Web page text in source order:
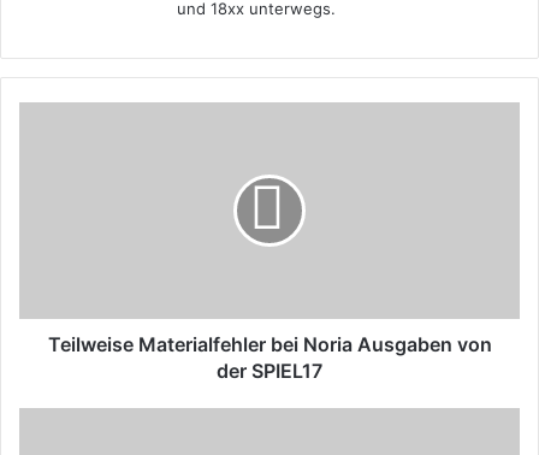
und 18xx unterwegs.
Teilweise Materialfehler bei Noria Ausgaben von
der SPIEL17